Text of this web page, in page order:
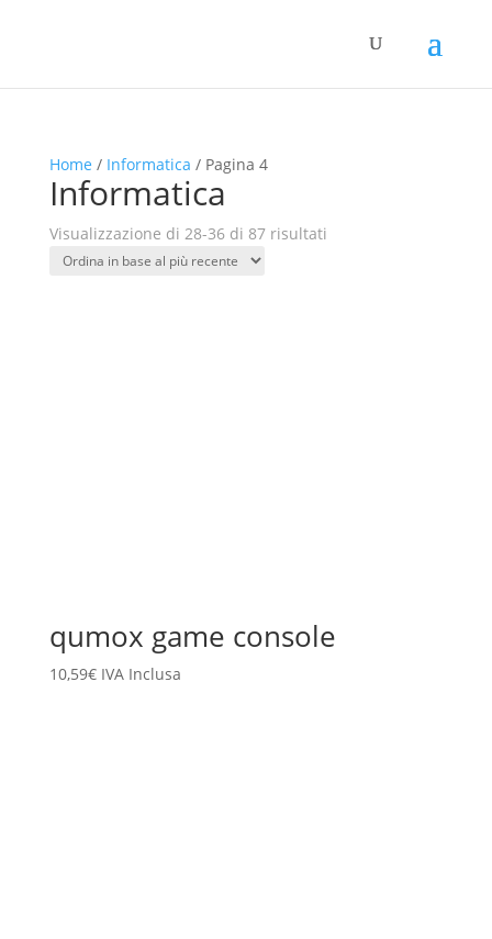
Home / Informatica / Pagina 4
Informatica
Visualizzazione di 28-36 di 87 risultatiOrdina
qumox game console
10,59€ IVA Inclusa